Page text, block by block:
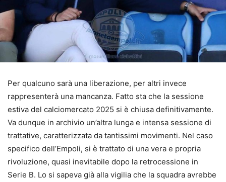
Per qualcuno sarà una liberazione, per altri invece
rappresenterà una mancanza. Fatto sta che la sessione
estiva del calciomercato 2025 si è chiusa definitivamente.
Va dunque in archivio un’altra lunga e intensa sessione di
trattative, caratterizzata da tantissimi movimenti. Nel caso
specifico dell’Empoli, si è trattato di una vera e propria
rivoluzione, quasi inevitabile dopo la retrocessione in
Serie B. Lo si sapeva già alla vigilia che la squadra avrebbe